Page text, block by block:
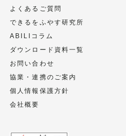
よくあるご質問
できるをふやす研究所
ABILIコラム
ダウンロード資料一覧
お問い合わせ
協業・連携のご案内
個人情報保護方針
会社概要